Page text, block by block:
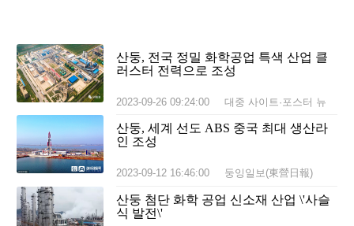
산둥, 전국 정밀 화학공업 특색 산업 클
러스터 전력으로 조성
2023-09-26 09:24:00
대중 사이트·포스터 뉴
산둥, 세계 선도 ABS 중국 최대 생산라
인 조성
2023-09-12 16:46:00 둥잉일보(東營日報)
산둥 첨단 화학 공업 신소재 산업 \'사슬
식 발전\'